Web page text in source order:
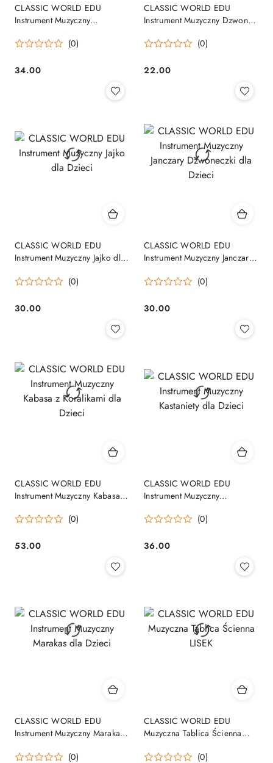
CLASSIC WORLD EDU
Instrument Muzyczny
(0)
Cena:
34.00
CLASSIC WORLD EDU
Instrument Muzyczny Dzwonki
(0)
Cena:
22.00
CLASSIC WORLD EDU
Instrument Muzyczny Jajko dla
(0)
Cena:
30.00
CLASSIC WORLD EDU
Instrument Muzyczny Janczary
(0)
Cena:
30.00
CLASSIC WORLD EDU
Instrument Muzyczny Kabasa z
(0)
Cena:
53.00
CLASSIC WORLD EDU
Instrument Muzyczny
(0)
Cena:
36.00
CLASSIC WORLD EDU
Instrument Muzyczny Marakas
(0)
CLASSIC WORLD EDU
Muzyczna Tablica Ścienna
(0)